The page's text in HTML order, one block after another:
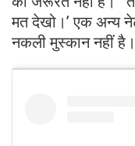
मत देखो।’ एक अन्य
नकली मुस्कान नहीं